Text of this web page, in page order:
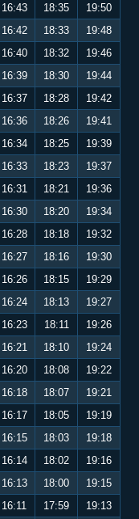
16:43 18:35
19:50
16:42 18:33
19:48
16:40 18:32
19:46
16:39 18:30
19:44
16:37 18:28
19:42
16:36 18:26
19:41
16:34 18:25
19:39
16:33 18:23
19:37
16:31 18:21
19:36
16:30 18:20
19:34
16:28 18:18
19:32
16:27 18:16
19:30
16:26 18:15
19:29
16:24 18:13
19:27
16:23 18:11
19:26
16:21 18:10
19:24
16:20 18:08
19:22
16:18 18:07
19:21
16:17 18:05
19:19
16:15 18:03
19:18
16:14 18:02
19:16
16:13 18:00
19:15
16:11 17:59
19:13